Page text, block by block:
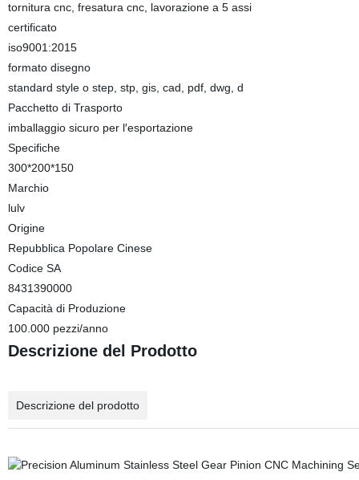
tornitura cnc, fresatura cnc, lavorazione a 5 assi
certificato
iso9001:2015
formato disegno
standard style o step, stp, gis, cad, pdf, dwg, d
Pacchetto di Trasporto
imballaggio sicuro per l′esportazione
Specifiche
300*200*150
Marchio
lulv
Origine
Repubblica Popolare Cinese
Codice SA
8431390000
Capacità di Produzione
100.000 pezzi/anno
Descrizione del Prodotto
Descrizione del prodotto